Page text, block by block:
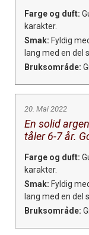
Farge og duft:
karakter.
Smak: Fyldig
lang med en del
Bruksområde:
20. Mai 2022
En solid
tåler 6-7 år.
Farge og duft:
karakter.
Smak: Fyldig
lang med en del
Bruksområde: